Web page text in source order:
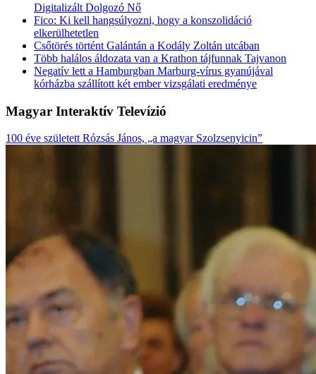
Digitalizált Dolgozó Nő
Fico: Ki kell hangsúlyozni, hogy a konszolidáció
elkerülhetetlen
Csőtörés történt Galántán a Kodály Zoltán utcában
Több halálos áldozata van a Krathon tájfunnak Tajvanon
Negatív lett a Hamburgban Marburg-vírus gyanújával
kórházba szállított két ember vizsgálati eredménye
Magyar Interaktív Televízió
100 éve született Rózsás János, „a magyar Szolzsenyicin”